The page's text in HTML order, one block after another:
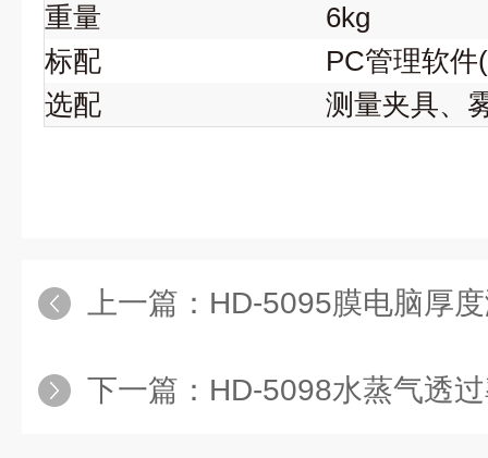
重量
6kg
标配
PC管理软件
选配
测量夹具、
上一篇： HD-5095膜电脑厚
下一篇： HD-5098水蒸气透